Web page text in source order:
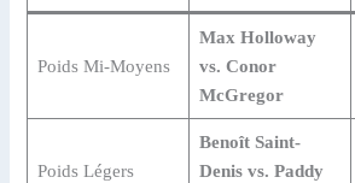
Poids Mi-Moyens
Max Holloway
vs. Conor
McGregor
Poids Légers
Benoît Saint-
Denis vs. Paddy